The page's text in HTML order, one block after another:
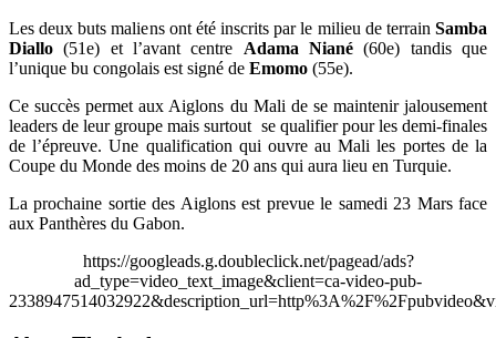
Les deux buts maliens ont été inscrits par le milieu de terrain Samba
Diallo (51e) et l’avant centre Adama Niané (60e) tandis que
l’unique bu congolais est signé de Emomo (55e).
Ce succès permet aux Aiglons du Mali de se maintenir jalousement
leaders de leur groupe mais surtout se qualifier pour les demi-finales
de l’épreuve. Une qualification qui ouvre au Mali les portes de la
Coupe du Monde des moins de 20 ans qui aura lieu en Turquie.
La prochaine sortie des Aiglons est prevue le samedi 23 Mars face
aux Panthères du Gabon.
https://googleads.g.doubleclick.net/pagead/ads?
ad_type=video_text_image&client=ca-video-pub-